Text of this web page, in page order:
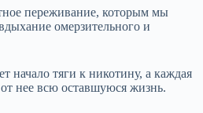
переживание, которым мы
омерзительного и
начало тяги к никотину, а каждая
от нее всю оставшуюся жизнь.